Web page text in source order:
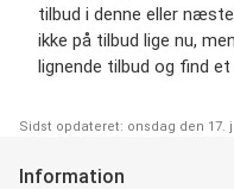
tilbud i denne eller
ikke på tilbud lige nu,
lignende tilbud og find et
Sidst opdateret: onsdag den 17.
Information